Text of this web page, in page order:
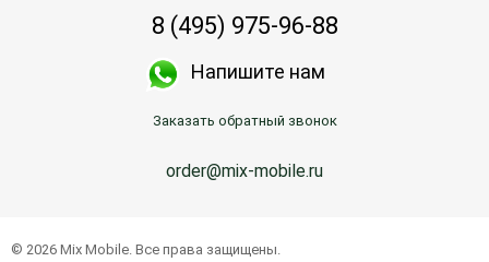
8 (495) 975-96-88
Напишите нам
Заказать обратный звонок
order@mix-mobile.ru
© 2026 Mix Mobile. Все права защищены.